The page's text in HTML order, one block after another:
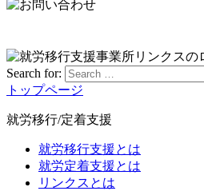
Search for:
トップページ
就労移行/定着支援
就労移行支援とは
就労定着支援とは
リンクスとは